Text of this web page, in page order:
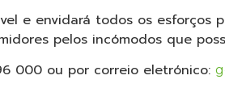
e envidará todos os esforços
pelos incómodos que
000 ou por correio eletrónico: